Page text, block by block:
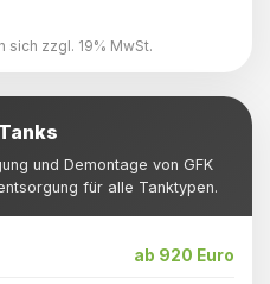
sich zzgl. 19% MwSt.
und Demontage von GFK
für alle Tanktypen.
ab 920 Euro